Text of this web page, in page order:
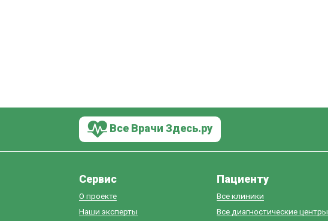
Все Врачи Здесь.ру
Сервис
О проекте
Наши эксперты
Пациенту
Все клиники
Все диагностические центры